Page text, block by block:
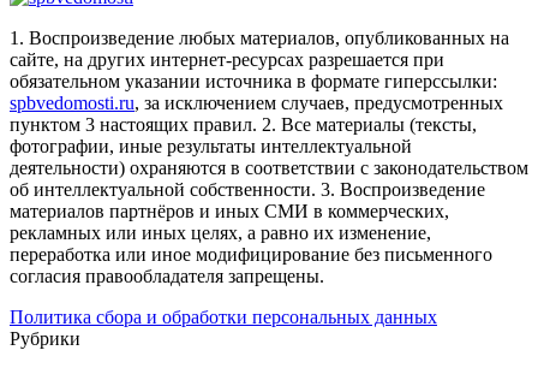
1. Воспроизведение любых материалов, опубликованных на
сайте, на других интернет-ресурсах разрешается при
обязательном указании источника в формате гиперссылки:
spbvedomosti.ru, за исключением случаев, предусмотренных
пунктом 3 настоящих правил. 2. Все материалы (тексты,
фотографии, иные результаты интеллектуальной
деятельности) охраняются в соответствии с законодательством
об интеллектуальной собственности. 3. Воспроизведение
материалов партнёров и иных СМИ в коммерческих,
рекламных или иных целях, а равно их изменение,
переработка или иное модифицирование без письменного
согласия правообладателя запрещены.
Политика сбора и обработки персональных данных
Рубрики